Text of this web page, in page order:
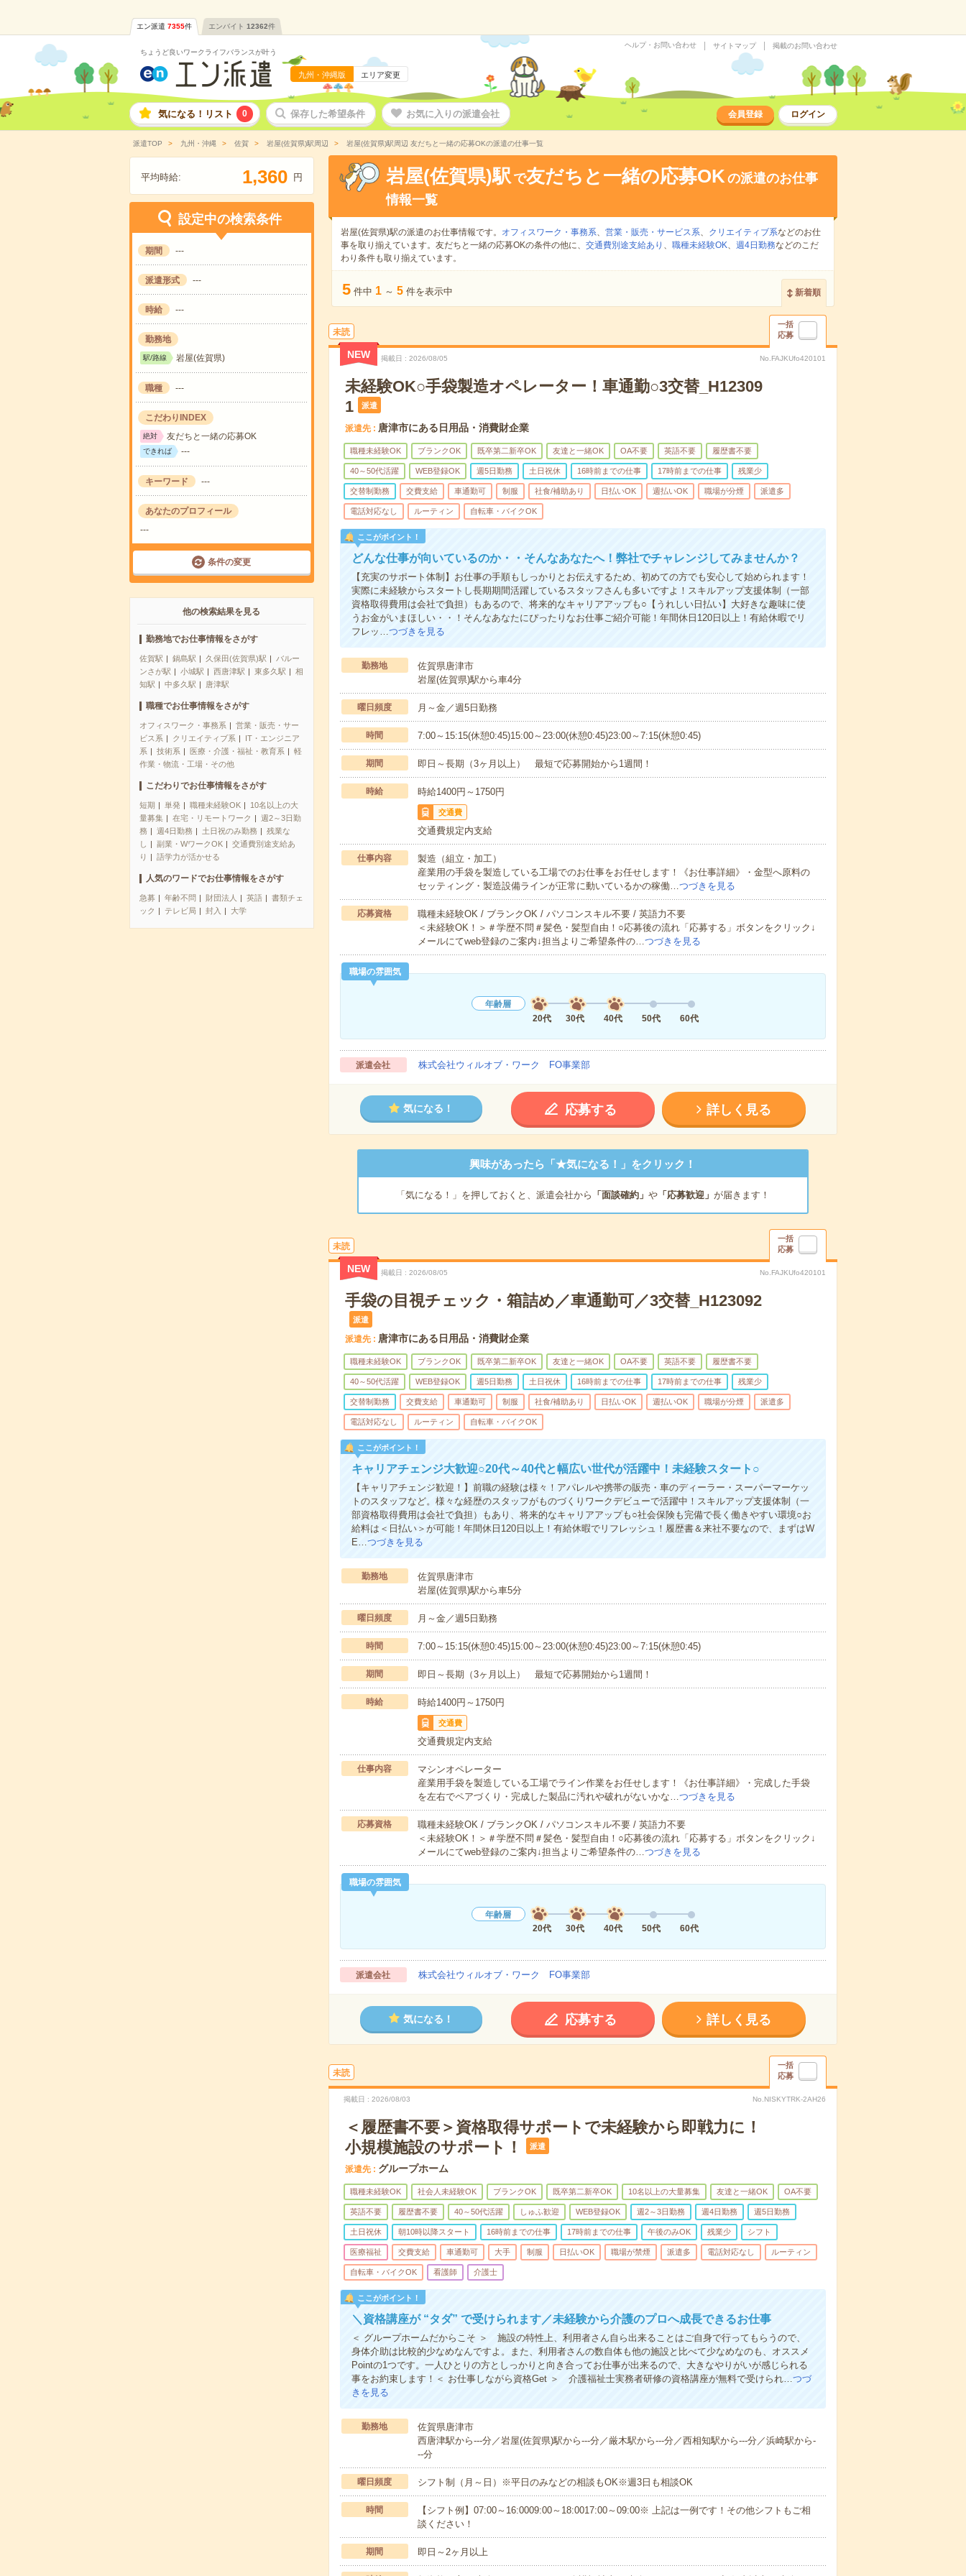
エン派遣 7355件 エンバイト 12362件
ちょうど良いワークライフバランスが叶う
九州・沖縄版 エリア変更
ヘルプ・お問い合わせ サイトマップ 掲載のお問い合わせ
気になる！リスト 0 保存した希望条件 お気に入りの派遣会社 会員登録 ログイン
派遣TOP 九州・沖縄 佐賀 岩屋(佐賀県)駅周辺 岩屋(佐賀県)駅周辺 友だちと一緒の応募OKの派遣の仕事一覧
平均時給: 1,360 円
設定中の検索条件
期間 ---
派遣形式 ---
時給 ---
勤務地
駅/路線 岩屋(佐賀県)
職種 ---
こだわりINDEX
絶対 友だちと一緒の応募OK
できれば ---
キーワード ---
あなたのプロフィール
---
条件の変更
他の検索結果を見る
勤務地でお仕事情報をさがす
佐賀駅 鍋島駅 久保田(佐賀県)駅
バルー
ンさが駅
小城駅 西唐津駅 東多久駅
相
知駅
中多久駅 唐津駅
職種でお仕事情報をさがす
オフィスワーク・事務系
営業・販売・サー
ビス系
クリエイティブ系
IT・エンジニア
系
技術系 医療・介護・福祉・教育系
軽
作業・物流・工場・その他
こだわりでお仕事情報をさがす
短期 単発 職種未経験OK
10名以上の大
量募集
在宅・リモートワーク
週2～3日勤
務
週4日勤務 土日祝のみ勤務
残業な
し
副業・WワークOK
交通費別途支給あ
り
語学力が活かせる
人気のワードでお仕事情報をさがす
急募 年齢不問 財団法人 英語
書類チェ
ック
テレビ局 封入 大学
岩屋(佐賀県)駅 で友だちと一緒の応募OKの派遣のお仕事
情報一覧
岩屋(佐賀県)駅の派遣のお仕事情報です。 オフィスワーク・事務系、 営業・販売・サービス系、 クリエイティブ系などのお仕
事を取り揃えています。友だちと一緒の応募OKの条件の他に、 交通費別途支給あり 、 職種未経験OK、 週4日勤務などのこだ
わり条件も取り揃えています。
5 件中 1 ～ 5 件を表示中 新着順
未読
一括
応募
NEW 掲載日 2026/08/05 No.FAJKUfo420101
未経験OK○手袋製造オペレーター！車通勤○3交替_H12309
1
派遣
派遣先 唐津市にある日用品・消費財企業
職種未経験OK ブランクOK 既卒第二新卒OK 友達と一緒OK OA不要 英語不要 履歴書不要
40～50代活躍 WEB登録OK 週5日勤務 土日祝休 16時前までの仕事 17時前までの仕事 残業少
交替制勤務 交費支給 車通勤可 制服 社食/補助あり 日払いOK 週払いOK 職場が分煙 派遣多
電話対応なし ルーティン 自転車・バイクOK
ここがポイント！
どんな仕事が向いているのか・・そんなあなたへ！弊社でチャレンジしてみませんか？
【充実のサポート体制】お仕事の手順もしっかりとお伝えするため、初めての方でも安心して始められます！
実際に未経験からスタートし長期期間活躍しているスタッフさんも多いですよ！スキルアップ支援体制（一部
資格取得費用は会社で負担）もあるので、将来的なキャリアアップも○【うれしい日払い】大好きな趣味に使
うお金がいまほしい・・！そんなあなたにぴったりなお仕事ご紹介可能！年間休日120日以上！有給休暇でリ
フレッ…つづきを見る
勤務地
佐賀県唐津市
岩屋(佐賀県)駅から車4分
曜日頻度 月～金／週5日勤務
時間 7:00～15:15(休憩0:45)15:00～23:00(休憩0:45)23:00～7:15(休憩0:45)
期間 即日～長期（3ヶ月以上） 最短で応募開始から1週間！
時給 時給1400円～1750円
交通費
交通費規定内支給
仕事内容
製造（組立・加工）
産業用の手袋を製造している工場でのお仕事をお任せします！《お仕事詳細》・金型へ原料の
セッティング・製造設備ラインが正常に動いているかの稼働…つづきを見る
応募資格
職種未経験OK / ブランクOK / パソコンスキル不要 / 英語力不要
＜未経験OK！＞＃学歴不問＃髪色・髪型自由！○応募後の流れ「応募する」ボタンをクリック↓
メールにてweb登録のご案内↓担当よりご希望条件の…つづきを見る
職場の雰囲気
年齢層
20代
30代 40代 50代 60代
派遣会社 株式会社ウィルオブ・ワーク FO事業部
気になる！ 応募する 詳しく見る
興味があったら「★気になる！」をクリック！
「気になる！」を押しておくと、派遣会社から 「面談確約」 や「応募歓迎」 が届きます！
未読
一括
応募
NEW 掲載日 2026/08/05 No.FAJKUfo420101
手袋の目視チェック・箱詰め／車通勤可／3交替_H123092
派遣
派遣先 唐津市にある日用品・消費財企業
職種未経験OK ブランクOK 既卒第二新卒OK 友達と一緒OK OA不要 英語不要 履歴書不要
40～50代活躍 WEB登録OK 週5日勤務 土日祝休 16時前までの仕事 17時前までの仕事 残業少
交替制勤務 交費支給 車通勤可 制服 社食/補助あり 日払いOK 週払いOK 職場が分煙 派遣多
電話対応なし ルーティン 自転車・バイクOK
ここがポイント！
キャリアチェンジ大歓迎○20代～40代と幅広い世代が活躍中！未経験スタート○
【キャリアチェンジ歓迎！】前職の経験は様々！アパレルや携帯の販売・車のディーラー・スーパーマーケッ
トのスタッフなど。様々な経歴のスタッフがものづくりワークデビューで活躍中！スキルアップ支援体制（一
部資格取得費用は会社で負担）もあり、将来的なキャリアアップも○社会保険も完備で長く働きやすい環境○お
給料は＜日払い＞が可能！年間休日120日以上！有給休暇でリフレッシュ！履歴書＆来社不要なので、まずはW
E… つづきを見る
勤務地
佐賀県唐津市
岩屋(佐賀県)駅から車5分
曜日頻度 月～金／週5日勤務
時間 7:00～15:15(休憩0:45)15:00～23:00(休憩0:45)23:00～7:15(休憩0:45)
期間 即日～長期（3ヶ月以上） 最短で応募開始から1週間！
時給 時給1400円～1750円
交通費
交通費規定内支給
仕事内容
マシンオペレーター
産業用手袋を製造している工場でライン作業をお任せします！《お仕事詳細》・完成した手袋
を左右でペアづくり・完成した製品に汚れや破れがないかな… つづきを見る
応募資格
職種未経験OK / ブランクOK / パソコンスキル不要 / 英語力不要
＜未経験OK！＞＃学歴不問＃髪色・髪型自由！○応募後の流れ「応募する」ボタンをクリック↓
メールにてweb登録のご案内↓担当よりご希望条件の… つづきを見る
職場の雰囲気
年齢層
20代
30代 40代 50代 60代
派遣会社 株式会社ウィルオブ・ワーク FO事業部
気になる！ 応募する 詳しく見る
未読
一括
応募
掲載日 2026/08/03 No.NISKYTRK-2AH26
＜履歴書不要＞資格取得サポートで未経験から即戦力に！
小規模施設のサポート！
派遣
派遣先 グループホーム
職種未経験OK 社会人未経験OK ブランクOK 既卒第二新卒OK 10名以上の大量募集 友達と一緒OK OA不要
英語不要 履歴書不要 40～50代活躍 しゅふ歓迎 WEB登録OK 週2～3日勤務 週4日勤務 週5日勤務
土日祝休 朝10時以降スタート 16時前までの仕事 17時前までの仕事 午後のみOK 残業少 シフト
医療福祉 交費支給 車通勤可 大手 制服 日払いOK 職場が禁煙 派遣多 電話対応なし ルーティン
自転車・バイクOK 看護師 介護士
ここがポイント！
＼資格講座が “タダ” で受けられます／未経験から介護のプロへ成長できるお仕事
＜ グループホームだからこそ ＞ 施設の特性上、利用者さん自ら出来ることはご自身で行ってもらうので、
身体介助は比較的少なめなんですよ。また、利用者さんの数自体も他の施設と比べて少なめなのも、オススメ
Pointの1つです。一人ひとりの方としっかりと向き合ってお仕事が出来るので、大きなやりがいが感じられる
事をお約束します！＜ お仕事しながら資格Get ＞ 介護福祉士実務者研修の資格講座が無料で受けられ…つづ
きを見る
勤務地
佐賀県唐津市
西唐津駅から---分／岩屋(佐賀県)駅から---分／厳木駅から---分／西相知駅から---分／浜崎駅から-
--分
曜日頻度 シフト制（月～日）※平日のみなどの相談もOK※週3日も相談OK
時間
【シフト例】07:00～16:0009:00～18:0017:00～09:00※ 上記は一例です！その他シフトもご相
談ください！
期間 即日～2ヶ月以上